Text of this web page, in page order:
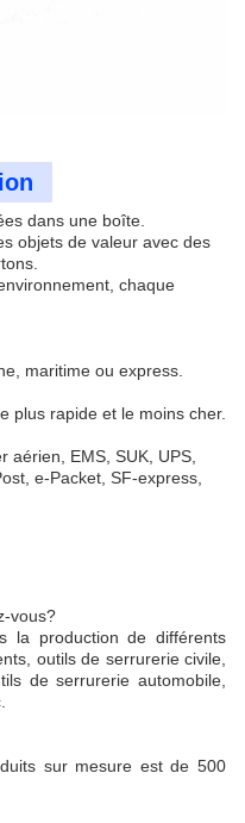
dans une boîte.
objets de valeur avec des
chaque
maritime ou express.
plus rapide et le moins cher.
aérien, EMS, SUK, UPS,
e-Packet, SF-express,
vous?
la production de différents
outils de serrurerie civile,
de serrurerie automobile,
sur mesure est de 500